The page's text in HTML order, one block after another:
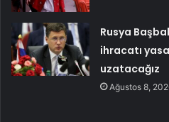
Rusya
ihracatı
uzatacağız
Ağustos 8,